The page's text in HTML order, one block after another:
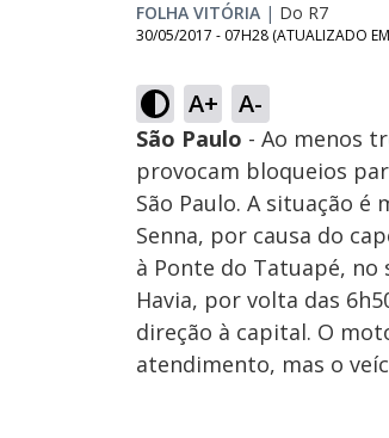
FOLHA VITÓRIA | Do R7
30/05/2017 - 07H28 (ATUALIZADO EM
A+ A-
São Paulo - Ao menos
provocam bloqueios
São Paulo. A situação
Senna, por causa do
à Ponte do Tatuapé, no
Havia, por volta das
direção à capital. O
atendimento, mas o